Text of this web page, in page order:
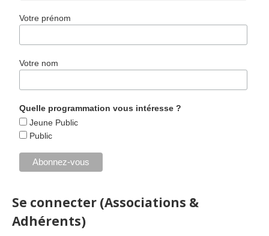
Votre prénom
Votre nom
Quelle programmation vous intéresse ?
Jeune Public
Public
Se connecter (Associations &
Adhérents)